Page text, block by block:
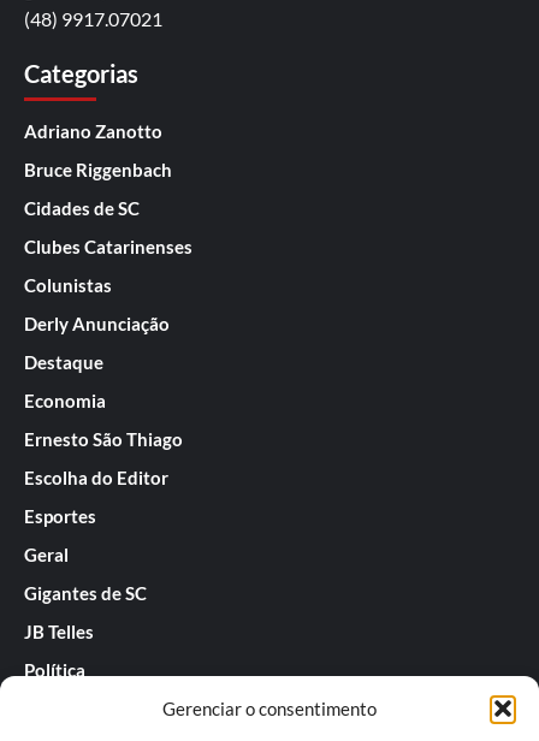
Gerenciar o consentimento
(48) 9917.07021
Categorias
Adriano Zanotto
Bruce Riggenbach
Cidades de SC
Clubes Catarinenses
Colunistas
Derly Anunciação
Destaque
Economia
Ernesto São Thiago
Escolha do Editor
Esportes
Geral
Gigantes de SC
JB Telles
Política